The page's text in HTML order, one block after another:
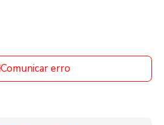
Comunicar erro